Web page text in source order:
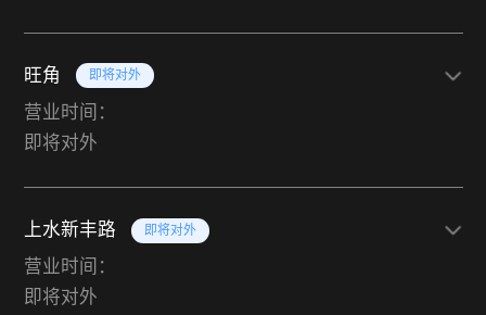
旺角 即将对外
营业时间：
即将对外
上水新丰路 即将对外
营业时间：
即将对外